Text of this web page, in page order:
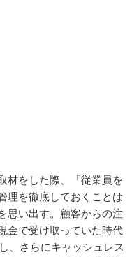
材をした際、「従業員を
理を徹底しておくことは
思い出す。顧客からの注
金で受け取っていた時代
、さらにキャッシュレス